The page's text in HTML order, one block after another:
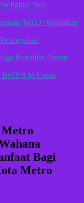
Skill
(MTQ) Wujudkan
Netralitas Dalam
Rp59,9 M Untuk
Bagi
Metro